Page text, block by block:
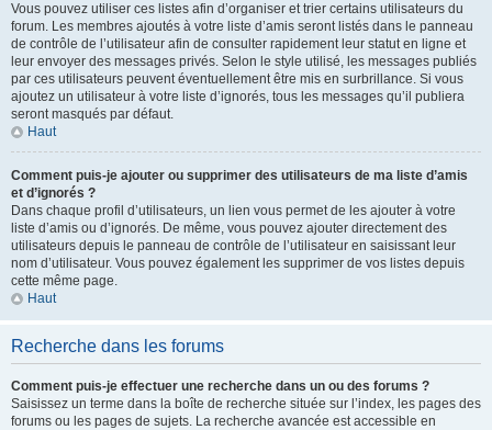
Vous pouvez utiliser ces listes afin d’organiser et trier certains utilisateurs du
forum. Les membres ajoutés à votre liste d’amis seront listés dans le panneau
de contrôle de l’utilisateur afin de consulter rapidement leur statut en ligne et
leur envoyer des messages privés. Selon le style utilisé, les messages publiés
par ces utilisateurs peuvent éventuellement être mis en surbrillance. Si vous
ajoutez un utilisateur à votre liste d’ignorés, tous les messages qu’il publiera
seront masqués par défaut.
Haut
Comment puis-je ajouter ou supprimer des utilisateurs de ma liste d’amis
et d’ignorés ?
Dans chaque profil d’utilisateurs, un lien vous permet de les ajouter à votre
liste d’amis ou d’ignorés. De même, vous pouvez ajouter directement des
utilisateurs depuis le panneau de contrôle de l’utilisateur en saisissant leur
nom d’utilisateur. Vous pouvez également les supprimer de vos listes depuis
cette même page.
Haut
Recherche dans les forums
Comment puis-je effectuer une recherche dans un ou des forums ?
Saisissez un terme dans la boîte de recherche située sur l’index, les pages des
forums ou les pages de sujets. La recherche avancée est accessible en